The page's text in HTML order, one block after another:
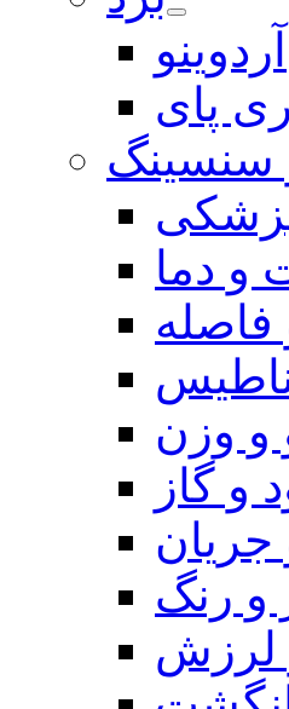
آردوینو
پای
سنسینگ
و دما
و وزن
و گاز
جریان
و رنگ
لرزش